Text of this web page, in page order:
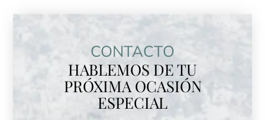
CONTACTO
HABLEMOS DE TU
PRÓXIMA OCASIÓN
ESPECIAL